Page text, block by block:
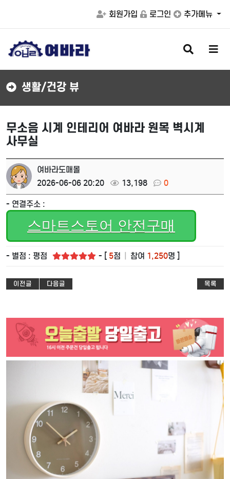
회원가입 로그인 추가메뉴
검
색
버
메
버
생활/건강 뷰
무소음 시계 인테리어 여바라 원목 벽시계
사무실
여바라도매몰
2026-06-06 20:20
13,198 0
- 연결주소 :
스마트스토어 안전구매
- 별점 : 평점 - [ 5점 참여 1,250명 ]
이전글 다음글 목록